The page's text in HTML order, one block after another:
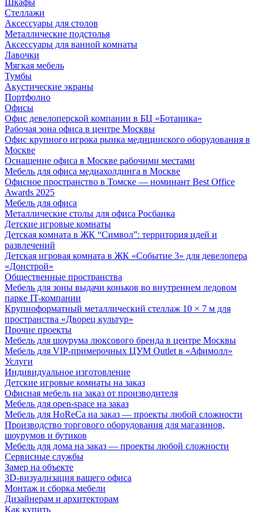
Шкафы
Стеллажи
Аксессуары для столов
Металлические подстолья
Аксессуары для ванной комнаты
Лавочки
Мягкая мебель
Тумбы
Акустические экраны
Портфолио
Офисы
Офис девелоперской компании в БЦ «Ботаника»
Рабочая зона офиса в центре Москвы
Офис крупного игрока рынка медицинского оборудования в
Москве
Оснащение офиса в Москве рабочими местами
Мебель для офиса медиахолдинга в Москве
Офисное пространство в Томске — номинант Best Office
Awards 2025
Мебель для офиса
Металлические столы для офиса Росбанка
Детские игровые комнаты
Детская комната в ЖК “Символ”: территория идей и
развлечений
Детская игровая комната в ЖК «Событие 3» для девелопера
«Донстрой»
Общественные пространства
Мебель для зоны выдачи коньков во внутреннем ледовом
парке IT-компании
Крупноформатный металлический стеллаж 10 × 7 м для
пространства «Дворец культур»
Прочие проекты
Мебель для шоурума люксового бренда в центре Москвы
Мебель для VIP-примерочных ЦУМ Outlet в «Афимолл»
Услуги
Индивидуальное изготовление
Детские игровые комнаты на заказ
Офисная мебель на заказ от производителя
Мебель для open-space на заказ
Мебель для HoReCa на заказ — проекты любой сложности
Производство торгового оборудования для магазинов,
шоурумов и бутиков
Мебель для дома на заказ — проекты любой сложности
Сервисные службы
Замер на объекте
3D-визуализация вашего офиса
Монтаж и сборка мебели
Дизайнерам и архитекторам
Как купить